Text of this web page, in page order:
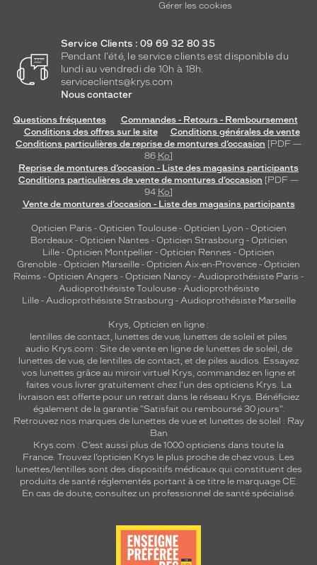
Gérer les cookies
Service Clients : 09 69 32 80 35
Pendant l'été, le service clients est disponible du
lundi au vendredi de 10h à 18h.
serviceclients@krys.com
Nous contacter
Questions fréquentes
Commandes - Retours - Remboursement
Conditions des offres sur le site
Conditions générales de vente
Conditions particulières de reprise de montures d’occasion [PDF —
86 Ko]
Reprise de montures d’occasion - Liste des magasins participants
Conditions particulières de vente de montures d’occasion [PDF —
94 Ko]
Vente de montures d’occasion - Liste des magasins participants
Opticien Paris - Opticien Toulouse- Opticien Lyon - Opticien
Bordeaux- Opticien Nantes - Opticien Strasbourg - Opticien
Lille - Opticien Montpellier - Opticien Rennes - Opticien
Grenoble - Opticien Marseille - Opticien Aix-en-Provence - Opticien
Reims - Opticien Angers - Opticien Nancy - Audioprothésiste Paris -
Audioprothésiste Toulouse- Audioprothésiste
Lille- Audioprothésiste Strasbourg - Audioprothésiste Marseille
Krys, Opticien en ligne :
lentilles de contact, lunettes de vue, lunettes de soleil et piles
audio Krys.com : Site de vente en ligne de lunettes de soleil, de
lunettes de vue, de lentilles de contact, et de piles audios. Essayez
vos lunettes grâce au miroir virtuel Krys, commandez en ligne et
faites vous livrer gratuitement chez l'un des opticiens Krys. La
livraison est offerte pour un retrait dans le réseau Krys. Bénéficiez
également de la garantie "Satisfait ou remboursé 30 jours".
Retrouvez nos marques de lunettes de vue et lunettes de soleil : Ray
Ban
Krys.com : C’est aussi plus de 1000 opticiens dans toute la
France. Trouvez l’opticien Krys le plus proche de chez vous. Les
lunettes/lentilles sont des dispositifs médicaux qui constituent des
produits de santé réglementés portant à ce titre le marquage CE.
En cas de doute, consultez un professionnel de santé spécialisé.